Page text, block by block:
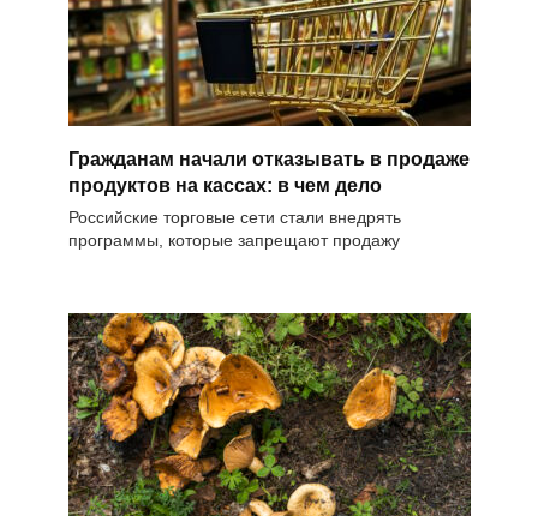
Гражданам начали отказывать в продаже
продуктов на кассах: в чем дело
Российские торговые сети стали внедрять
программы, которые запрещают продажу